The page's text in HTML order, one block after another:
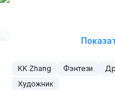
KK Zhang Фэнтези
Художник